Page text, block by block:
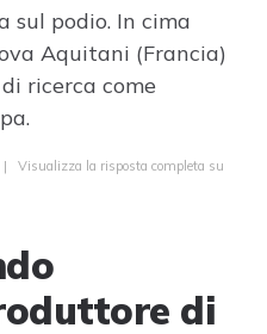
sul podio. In cima
Aquitani (Francia)
ricerca come
| Visualizza la risposta completa su
di